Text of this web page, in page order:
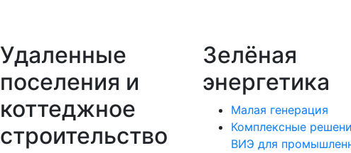
Удаленные
поселения и
коттеджное
строительство
Зелёная
энергетика
Малая генерация
Комплексные
ВИЭ для